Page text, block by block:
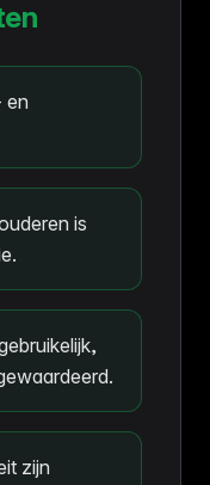
en
is
zijn